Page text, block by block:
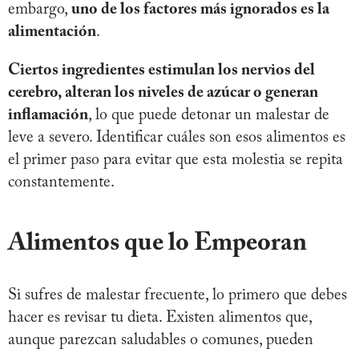
embargo, uno de los factores más ignorados es la
alimentación.
Ciertos ingredientes estimulan los nervios del
cerebro, alteran los niveles de azúcar o generan
inflamación, lo que puede detonar un malestar de
leve a severo. Identificar cuáles son esos alimentos es
el primer paso para evitar que esta molestia se repita
constantemente.
Alimentos que lo Empeoran
Si sufres de malestar frecuente, lo primero que debes
hacer es revisar tu dieta. Existen alimentos que,
aunque parezcan saludables o comunes, pueden